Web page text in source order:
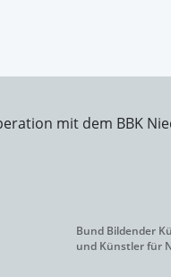
mit dem BBK
Bund Bildender
und Künstler für